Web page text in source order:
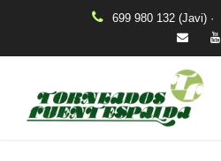
699 980 132 (Javi) ·